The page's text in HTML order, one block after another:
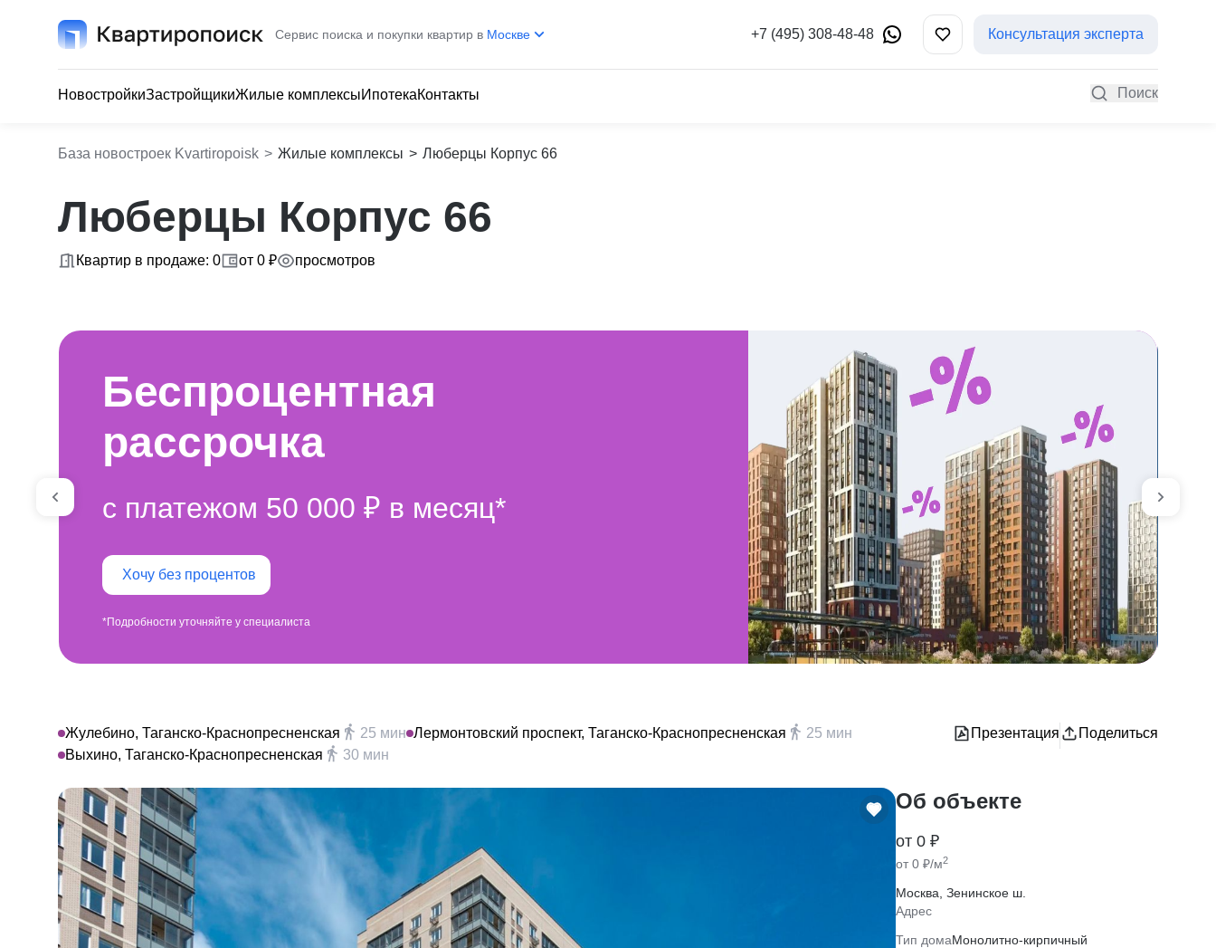
Сервис поиска и покупки квартир в Москве +7 (495) 308-48-48 Консультация эксперта
НовостройкиЗастройщикиЖилые комплексыИпотекаКонтакты Поиск
База новостроек Kvartiropoisk > Жилые комплексы > Люберцы Корпус 66
Люберцы Корпус 66
Квартир в продаже: 0 от 0 ₽ просмотров
Беспроцентная
рассрочка
с платежом 50 000 ₽ в месяц*
Хочу без процентов
*Подробности уточняйте у специалиста
Жулебино, Таганско-Краснопресненская 25 мин Лермонтовский проспект, Таганско-Краснопресненская
25 мин
Выхино, Таганско-Краснопресненская
30 мин
Презентация Поделиться
Об объекте
от 0 ₽
от 0 ₽/м2
Москва, Зенинское ш.
Адрес
Тип домаМонолитно-кирпичный